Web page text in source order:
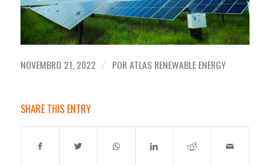
NOVEMBRO 21, 2022 / POR ATLAS RENEWABLE ENERGY
SHARE THIS ENTRY